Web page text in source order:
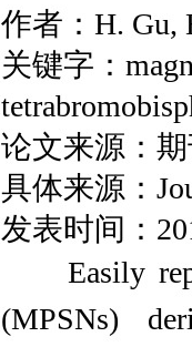
作者：H. Gu,
关键字：
论文来源：
具体来源：
发表时间：
Easily
(MPSNs)